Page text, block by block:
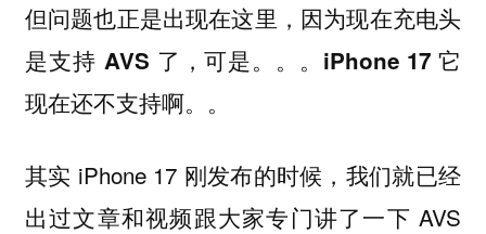
但问题也正是出现在这里，因为现在充电头
是支持 AVS 了，可是。。。iPhone 17 它
现在还不支持啊。。
其实 iPhone 17 刚发布的时候，我们就已经
出过文章和视频跟大家专门讲了一下 AVS